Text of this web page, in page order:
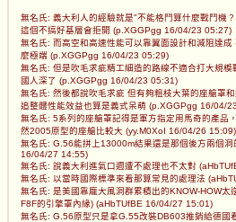
無名氏: 義大利人的經驗就是"不能格鬥算什麼戰鬥機
這個不搞好基層會拒開 (p.XGGPgg 16/04/23 05:27)
無名氏: 而高空和高速性能可以靠翼面設計和減阻達
麼極端 (p.XGGPgg 16/04/23 05:29)
無名氏: 但是吹毛求疵精工細造的路線不適合打大規
國人深了 (p.XGGPgg 16/04/23 05:31)
無名氏: 然後都說吹毛求疵 但有夠粗枝大葉的座艙罩
追整體性能效益也算是義式呆萌 (p.XGGPgg 16/04/
無名氏: 5系列的座艙罩記得是軍方指定用馬奇的產品
然2005原型的座艙比較大 (yy.M0XoI 16/04/26 15:09)
無名氏: G.56能拼上13000m結果還是那個後方兩個
16/04/27 14:55)
無名氏: 說義大利進氣口週遭不處理也不太對
無名氏: 以當時國際標準來看那算常見的處理法
無名氏: 是美國靠龐大風洞群累積出的KNOW-HOW太
F8F的引擎罩內緣) (aHbTUfBE 16/04/27 15:01)
無名氏: G.56原型只是拿G.55改裝DB603推銷給德國